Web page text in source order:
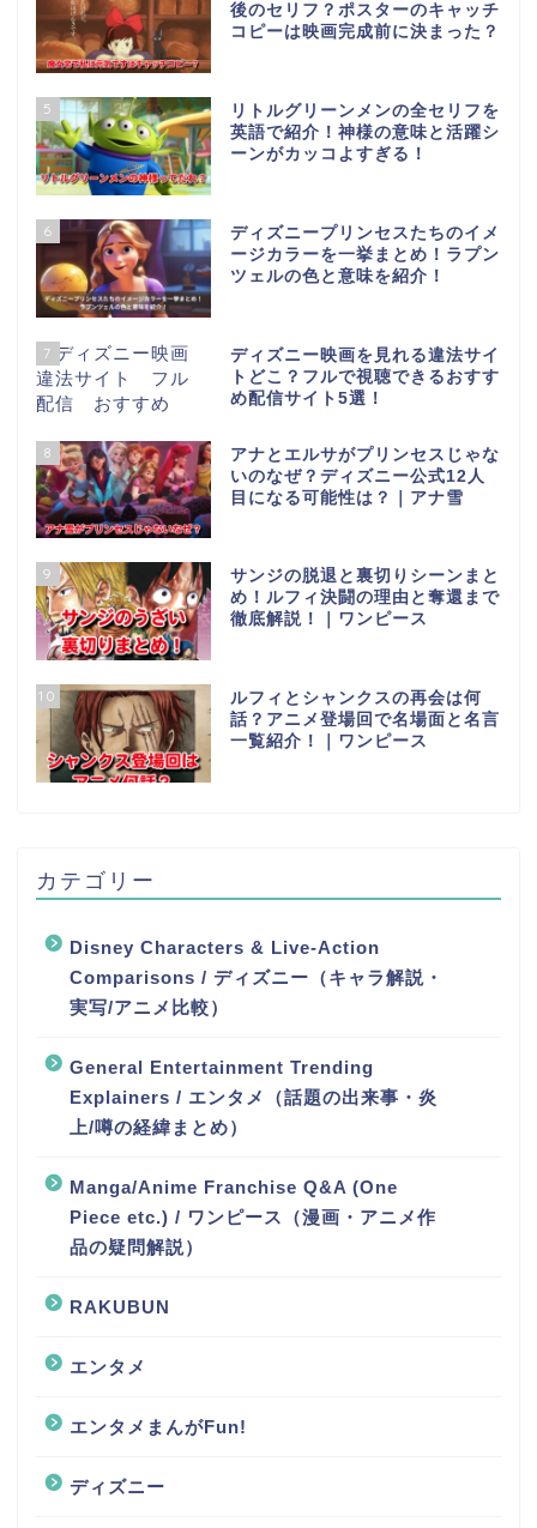
後のセリフ？ポスターのキャッチ
コピーは映画完成前に決まった？
5
リトルグリーンメンの全セリフを
英語で紹介！神様の意味と活躍シ
ーンがカッコよすぎる！
6
ディズニープリンセスたちのイメ
ージカラーを一挙まとめ！ラプン
ツェルの色と意味を紹介！
7
ディズニー映画を見れる違法サイ
トどこ？フルで視聴できるおすす
め配信サイト5選！
8
アナとエルサがプリンセスじゃな
いのなぜ？ディズニー公式12人
目になる可能性は？｜アナ雪
9
サンジの脱退と裏切りシーンまと
め！ルフィ決闘の理由と奪還まで
徹底解説！｜ワンピース
10
ルフィとシャンクスの再会は何
話？アニメ登場回で名場面と名言
一覧紹介！｜ワンピース
カテゴリー
Disney Characters & Live-Action
Comparisons / ディズニー（キャラ解説・
実写/アニメ比較）
General Entertainment Trending
Explainers / エンタメ（話題の出来事・炎
上/噂の経緯まとめ）
Manga/Anime Franchise Q&A (One
Piece etc.) / ワンピース（漫画・アニメ作
品の疑問解説）
RAKUBUN
エンタメ
エンタメまんがFun!
ディズニー